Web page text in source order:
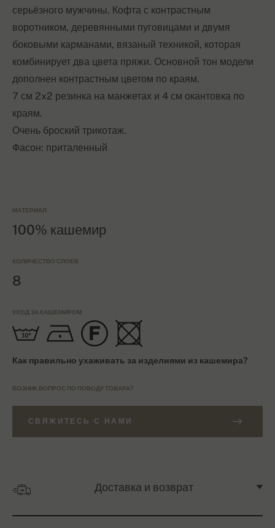
серьёзного мужчины. Кофта с контрастным
воротником, деревянными пуговицами и двумя
боковыми карманами, вязаный техникой, которая
комбинирует два цвета пряжи. Основной тон модели
дополнен контрастным цветом по краям.
7 см 2x2 резинка на манжетах и 4 см окантовка по
краям.
Очень броский трикотаж.
Фасон: приталенный
МАТЕРИАЛ
100% кашемир
КОЛИЧЕСТВО СЛОЕВ
8
УХОД ЗА КАШЕМИРОМ
Как правильно ухаживать за изделиями из кашемира?
ВОЗНИК ВОПРОС ПО ПОВОДУ ТОВАРА?
СВЯЖИТЕСЬ С НАМИ
Доставка и возврат